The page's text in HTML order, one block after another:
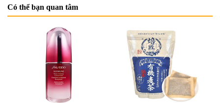
Có thể bạn quan tâm